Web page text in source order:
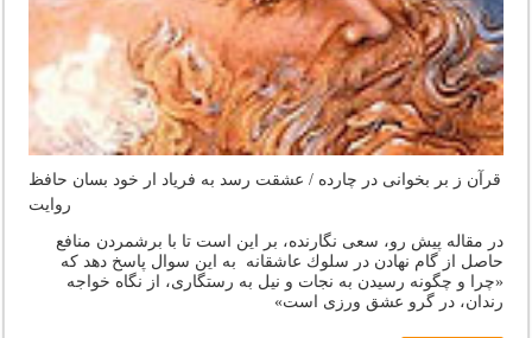
عشقت رسد به فریاد ار خود بسان حافظ‎ / قرآن ز بر بخوانی در چارده
روایت
در مقاله پیش رو، سعی نگارنده، بر این است تا با برشمردن منافع
حاصل از گام نهادن در سلوك عاشقانه به این سوال پاسخ دهد که
«چرا و چگونه رسیدن به نجات و نیل به رستگاری، از نگاه خواجه
رندان، در گرو عشق ورزی است»